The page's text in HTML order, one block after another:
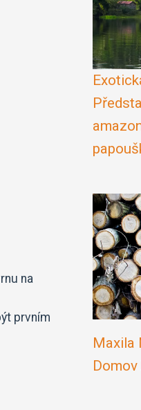
na
prvním
Maxila